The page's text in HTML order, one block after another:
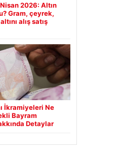
2026: Altın
Gram, çeyrek,
alış satış
İkramiyeleri Ne
Bayram
Detaylar